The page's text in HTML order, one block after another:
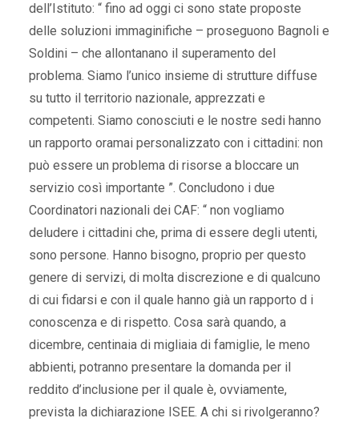
dell’Istituto: “ fino ad oggi ci sono state proposte
delle soluzioni immaginifiche – proseguono Bagnoli e
Soldini – che allontanano il superamento del
problema. Siamo l’unico insieme di strutture diffuse
su tutto il territorio nazionale, apprezzati e
competenti. Siamo conosciuti e le nostre sedi hanno
un rapporto oramai personalizzato con i cittadini: non
può essere un problema di risorse a bloccare un
servizio così importante ”. Concludono i due
Coordinatori nazionali dei CAF: “ non vogliamo
deludere i cittadini che, prima di essere degli utenti,
sono persone. Hanno bisogno, proprio per questo
genere di servizi, di molta discrezione e di qualcuno
di cui fidarsi e con il quale hanno già un rapporto d i
conoscenza e di rispetto. Cosa sarà quando, a
dicembre, centinaia di migliaia di famiglie, le meno
abbienti, potranno presentare la domanda per il
reddito d’inclusione per il quale è, ovviamente,
prevista la dichiarazione ISEE. A chi si rivolgeranno?